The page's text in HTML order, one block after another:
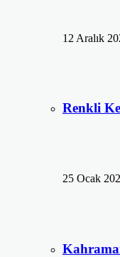
12 Aralık
Renkli
25 Ocak